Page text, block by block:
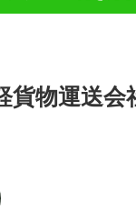
貨物運送会